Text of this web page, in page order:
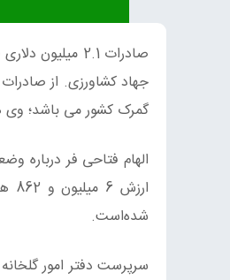
صادرات 2.1
جهاد کشاورزی. از صادرات 1703 تن
گمرک کشور می باشد؛ وی
شده‌است.